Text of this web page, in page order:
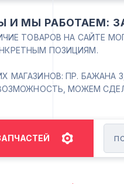
И МЫ РАБОТАЕМ:
ТОВАРОВ НА САЙТЕ
ПОЗИЦИЯМ.
ПР. БАЖАНА
МОЖЕМ